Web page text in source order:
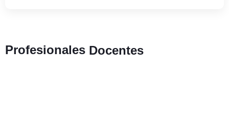
Profesionales Docentes